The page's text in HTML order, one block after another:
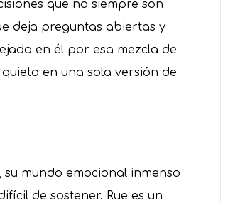
que no siempre son
deja preguntas abiertas y
en él por esa mezcla de
en una sola versión de
mundo emocional inmenso
de sostener. Rue es un